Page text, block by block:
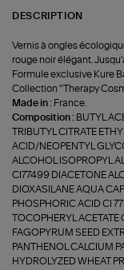
DESCRIPTION
Vernis à ongles
rouge noir élégant.
Formule exclusive Kure
Collection "Therapy
Made in : France.
Composition : BUTYL
TRIBUTYL CITRATE
ACID/NEOPENTYL
ALCOHOL ISOPROPYL
CI77499 DIACETONE
DIOXASILANE AQUA
PHOSPHORIC ACID CI
TOCOPHERYL ACETATE
FAGOPYRUM SEED
PANTHENOL CALCIUM
HYDROLYZED WHEAT